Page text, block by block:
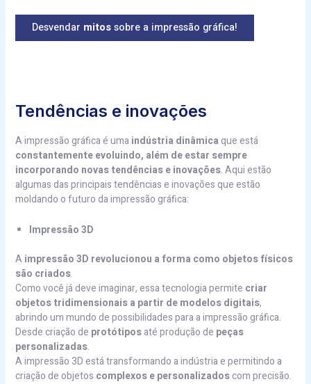
Desvendar mitossobre a impressão gráfica!
Tendências e inovações
A impressão gráfica é uma indústria dinâmica que está
constantemente evoluindo, além de estar sempre
incorporando novas tendências e inovações. Aqui estão
algumas das principais tendências e inovações que estão
moldando o futuro da impressão gráfica:
Impressão 3D
Aimpressão 3D revolucionou a forma como objetos físicos
são criados.
Como você já deve imaginar, essa tecnologia permite criar
objetos tridimensionais a partir de modelos digitais,
abrindo um mundo de possibilidades para a impressão gráfica.
Desde criação de protótiposaté produção de peças
personalizadas.
A impressão 3D está transformando a indústria e permitindo a
criação de objetos complexos e personalizadoscom precisão.